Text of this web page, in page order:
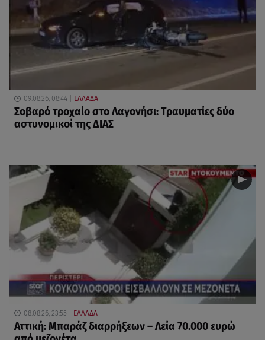
09.08.26, 08:44 ΕΛΛΑΔΑ
Σοβαρό τροχαίο στο Λαγονήσι: Τραυματίες δύο
αστυνομικοί της ΔΙΑΣ
08.08.26, 23:55 ΕΛΛΑΔΑ
Αττική: Μπαράζ διαρρήξεων – Λεία 70.000 ευρώ